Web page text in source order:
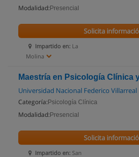
Modalidad: Presencial
Impartido en: La
Molina
Solicita
Maestría en Psicología Clínica
Universidad Nacional Federico Villarreal
Categoría: Psicología Clínica
Modalidad: Presencial
Impartido en: San
Solicita